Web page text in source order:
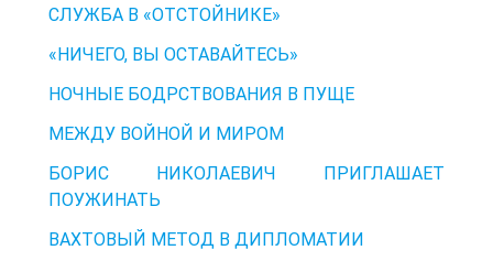
СЛУЖБА В «ОТСТОЙНИКЕ»
«НИЧЕГО, ВЫ ОСТАВАЙТЕСЬ»
НОЧНЫЕ БОДРСТВОВАНИЯ В ПУЩЕ
МЕЖДУ ВОЙНОЙ И МИРОМ
БОРИС НИКОЛАЕВИЧ ПРИГЛАШАЕТ
ПОУЖИНАТЬ
ВАХТОВЫЙ МЕТОД В ДИПЛОМАТИИ